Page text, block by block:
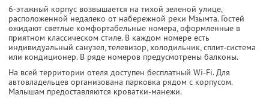
6-этажный корпус возвышается на тихой зеленой улице,
расположенной недалеко от набережной реки Мзымта. Гостей
ожидают светлые комфортабельные номера, оформленные в
приятном классическом стиле. В каждом номере есть
индивидуальный санузел, телевизор, холодильник, сплит-система
или кондиционер. В ряде номеров предусмотрены балконы.
На всей территории отеля доступен бесплатный Wi-Fi. Для
автовладельцев организована парковка рядом с корпусом.
Малышам предоставляются кроватки-манежи.